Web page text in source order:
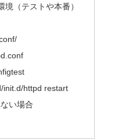
境（テストや本番）
init.d/httpd restart
い場合